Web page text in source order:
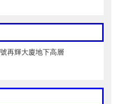
再輝大廈地下高層